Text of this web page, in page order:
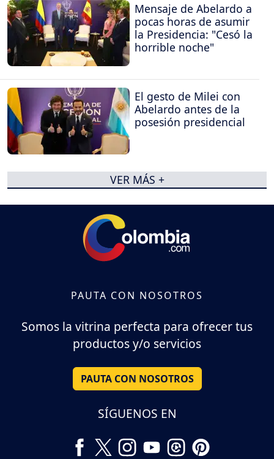
Mensaje de Abelardo a
pocas horas de asumir
la Presidencia: "Cesó la
horrible noche"
El gesto de Milei con
Abelardo antes de la
posesión presidencial
VER MÁS +
PAUTA CON NOSOTROS
Somos la vitrina perfecta para ofrecer tus
productos y/o servicios
PAUTA CON NOSOTROS
SÍGUENOS EN